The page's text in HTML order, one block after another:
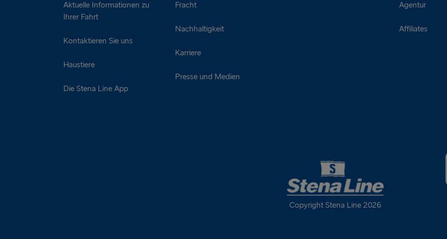
Aktuelle Informationen zu
Ihrer Fahrt
Kontaktieren Sie uns
Haustiere
Die Stena Line App
Fracht
Nachhaltigkeit
Karriere
Presse und Medien
Agentur
Affiliates
Copyright Stena Line 2026